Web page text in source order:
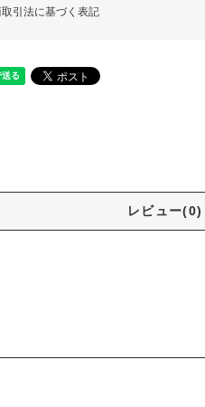
引法に基づく表記
レビュー(0)